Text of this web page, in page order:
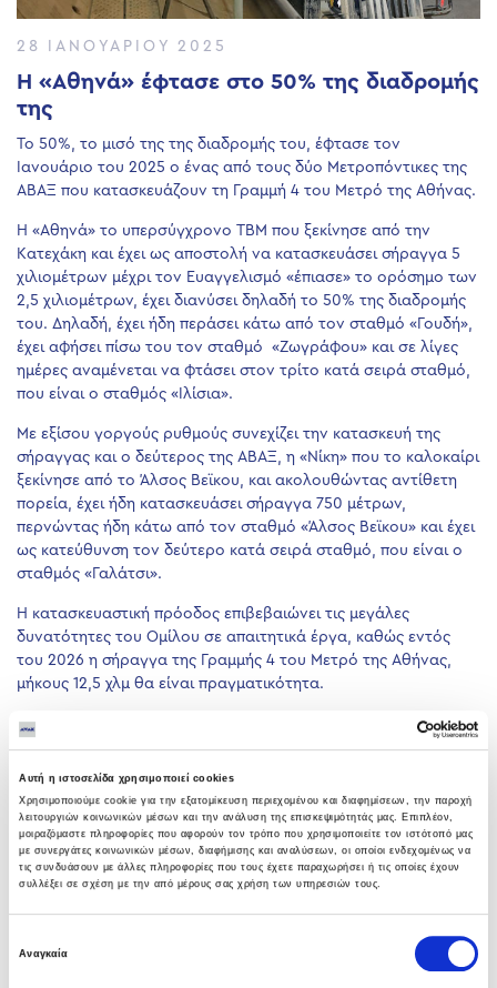
Αυτή η ιστοσελίδα χρησιμοποιεί cookies
Χρησιμοποιούμε cookie για την εξατομίκευση περιεχομένου και διαφημίσεων, την παροχή
λειτουργιών κοινωνικών μέσων και την ανάλυση της επισκεψιμότητάς μας. Επιπλέον,
μοιραζόμαστε πληροφορίες που αφορούν τον τρόπο που χρησιμοποιείτε τον ιστότοπό μας
με συνεργάτες κοινωνικών μέσων, διαφήμισης και αναλύσεων, οι οποίοι ενδεχομένως να
τις συνδυάσουν με άλλες πληροφορίες που τους έχετε παραχωρήσει ή τις οποίες έχουν
συλλέξει σε σχέση με την από μέρους σας χρήση των υπηρεσιών τους.
συγκατάθεσης
Αναγκαία
28 ΙΑΝΟΥΑΡΊΟΥ 2025
Η «Αθηνά» έφτασε στο 50% της διαδρομής
της
Το 50%, το μισό της της διαδρομής του, έφτασε τον
Ιανουάριο του 2025 ο ένας από τους δύο Μετροπόντικες της
ΑΒΑΞ που κατασκευάζουν τη Γραμμή 4 του Μετρό της Αθήνας.
Η «Αθηνά» το υπερσύγχρονο TBM που ξεκίνησε από την
Κατεχάκη και έχει ως αποστολή να κατασκευάσει σήραγγα 5
χιλιομέτρων μέχρι τον Ευαγγελισμό «έπιασε» το ορόσημο των
2,5 χιλιομέτρων, έχει διανύσει δηλαδή το 50% της διαδρομής
του. Δηλαδή, έχει ήδη περάσει κάτω από τον σταθμό «Γουδή»,
έχει αφήσει πίσω του τον σταθμό «Ζωγράφου» και σε λίγες
ημέρες αναμένεται να φτάσει στον τρίτο κατά σειρά σταθμό,
που είναι ο σταθμός «Ιλίσια».
Με εξίσου γοργούς ρυθμούς συνεχίζει την κατασκευή της
σήραγγας και ο δεύτερος της ΑΒΑΞ, η «Νίκη» που το καλοκαίρι
ξεκίνησε από το Άλσος Βεϊκου, και ακολουθώντας αντίθετη
πορεία, έχει ήδη κατασκευάσει σήραγγα 750 μέτρων,
περνώντας ήδη κάτω από τον σταθμό «Άλσος Βεϊκου» και έχει
ως κατεύθυνση τον δεύτερο κατά σειρά σταθμό, που είναι ο
σταθμός «Γαλάτσι».
Η κατασκευαστική πρόοδος επιβεβαιώνει τις μεγάλες
δυνατότητες του Ομίλου σε απαιτητικά έργα, καθώς εντός
του 2026 η σήραγγα της Γραμμής 4 του Μετρό της Αθήνας,
μήκους 12,5 χλμ θα είναι πραγματικότητα.
NEXT
LATEST NEWS